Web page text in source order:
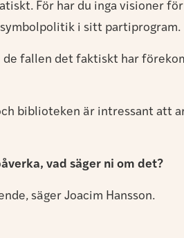
För har du inga visioner
i sitt partiprogram.
de fallen det faktiskt har
biblioteken är intressant att
vad säger ni om det?
säger Joacim Hansson.